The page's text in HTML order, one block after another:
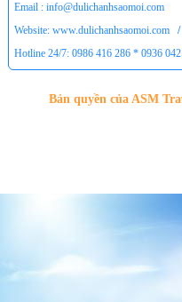
Email : info@dulichanhsaomoi.com
Website: www.dulichanhsaomoi.com
/
Hotline 24/7: 0986 416 286 * 0936
Bản quyền của ASM